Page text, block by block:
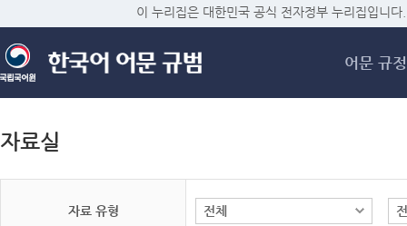
메
이 누리집은 대한민국 공식 전자정부 누리집입니다.
어문 규정
자료실
자료 유형